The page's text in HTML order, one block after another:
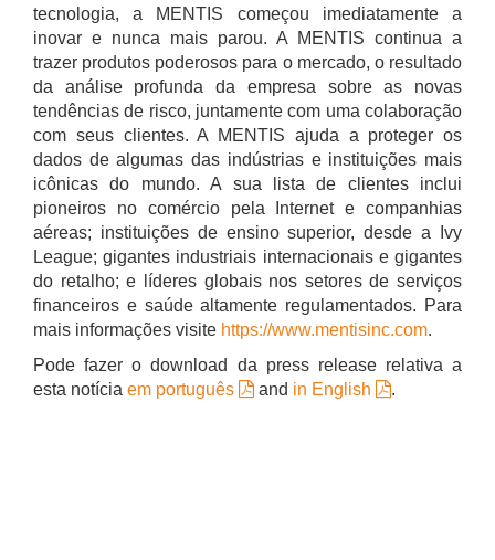
tecnologia, a MENTIS começou imediatamente a
inovar e nunca mais parou. A MENTIS continua a
trazer produtos poderosos para o mercado, o resultado
da análise profunda da empresa sobre as novas
tendências de risco, juntamente com uma colaboração
com seus clientes. A MENTIS ajuda a proteger os
dados de algumas das indústrias e instituições mais
icônicas do mundo. A sua lista de clientes inclui
pioneiros no comércio pela Internet e companhias
aéreas; instituições de ensino superior, desde a Ivy
League; gigantes industriais internacionais e gigantes
do retalho; e líderes globais nos setores de serviços
financeiros e saúde altamente regulamentados. Para
mais informações visite https://www.mentisinc.com.
Pode fazer o download da press release relativa a
esta notícia em português and in English .